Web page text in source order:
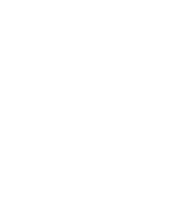
Grip u Srbiju
ranije nego
Batut poziva
Kako da
koronu? Jedan